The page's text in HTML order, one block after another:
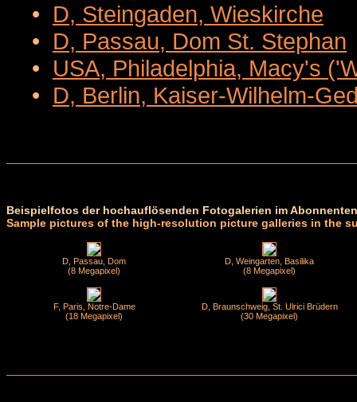
• D, Steingaden, Wieskirche
• D, Passau, Dom St. Stephan
• USA, Philadelphia, Macy's
• D, Berlin, Kaiser-Wilhelm-
Beispielfotos der hochauflösenden Fotogalerien im
Sample pictures of the high-resolution picture galleries in the
D, Passau, Dom
(8 Megapixel)
D, Weingarten, Basilika
(8 Megapixel)
F, Paris, Notre-Dame
(18 Megapixel)
D, Braunschweig, St. Ulrici Brüdern
(30 Megapixel)